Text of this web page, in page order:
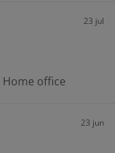
23 jul
Home office
23 jun